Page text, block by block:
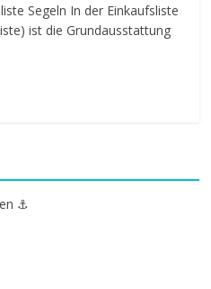
Segeln In der Einkaufsliste
ist die Grundausstattung
⚓